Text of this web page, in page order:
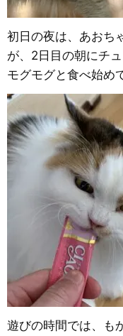
初日の夜は、あおち
が、2日目の朝にチ
モグモグと食べ始め
遊びの時間では、も